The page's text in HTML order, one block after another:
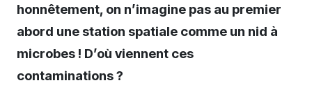
honnêtement, on n’imagine pas au premier
abord une station spatiale comme un nid à
microbes ! D’où viennent ces
contaminations ?